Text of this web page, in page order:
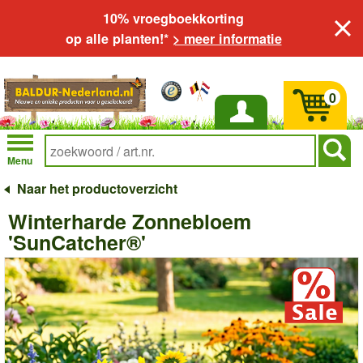
10% vroegboekkorting
op alle planten!* > meer informatie
Inloggen
Menu
0
Naar het productoverzicht
Winterharde Zonnebloem
'SunCatcher®'